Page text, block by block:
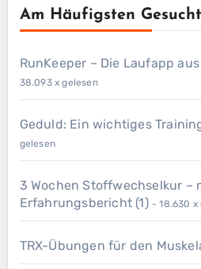
Am Häufigsten
RunKeeper – Die Laufapp
38.093 x gelesen
Geduld: Ein wichtiges
gelesen
3 Wochen Stoffwechselkur –
Erfahrungsbericht (1) - 18.630 x
TRX-Übungen für den